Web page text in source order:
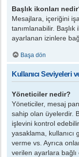
Başlık ikonları
Mesajlara, içeriğini
tanımlanabilir. Başlık
ayarlanan izinlere
Başa dön
Kullanıcı Seviyeleri
Yöneticiler nedir?
Yöneticiler, mesaj
sahip olan üyelerdir.
işlevini kontrol
yasaklama,
verme vs. Ayrıca
verilen ayarlara